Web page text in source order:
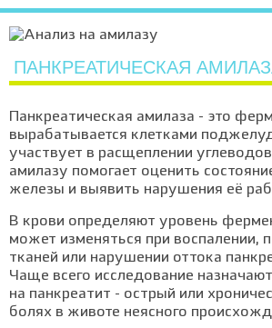
ПАНКРЕАТИЧЕСКАЯ
Панкреатическая амилаза - это
вырабатывается клетками
участвует в расщеплении
амилазу помогает оценить
железы и выявить нарушения её
В крови определяют уровень
может изменяться при воспалении,
тканей или нарушении оттока
Чаще всего исследование
на панкреатит - острый или
болях в животе неясного